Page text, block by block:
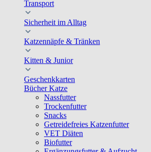
Transport
Sicherheit im Alltag
Katzennäpfe & Tränken
Kitten & Junior
Geschenkkarten
Bücher Katze
Nassfutter
Trockenfutter
Snacks
Getreidefreies Katzenfutter
VET Diäten
Biofutter